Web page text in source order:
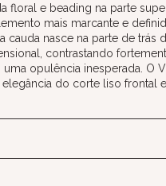
floral e beading na parte
mais marcante e
cauda nasce na parte de trás
contrastando
opulência inesperada. O
do corte liso frontal